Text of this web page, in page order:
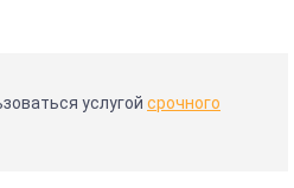
услугой срочного